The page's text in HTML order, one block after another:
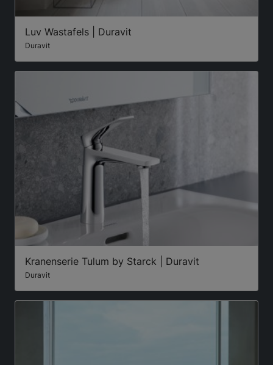
Luv Wastafels | Duravit
Duravit
Kranenserie Tulum by Starck | Duravit
Duravit